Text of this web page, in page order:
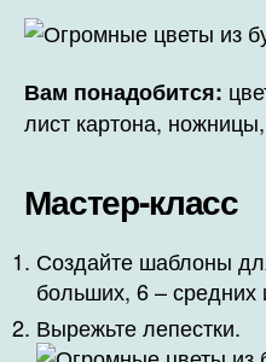
Вам понадобится:
лист картона,
Мастер-класс
Создайте шаблоны
больших, 6 – средних
Вырежьте лепестки.